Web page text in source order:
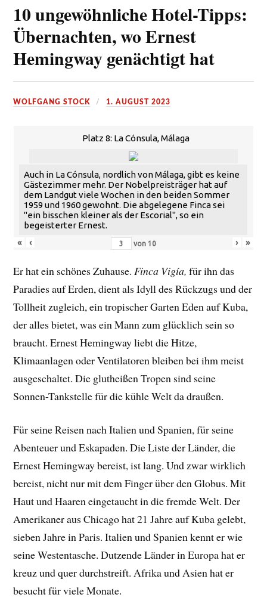
10 ungewöhnliche Hotel-Tipps:
Übernachten, wo Ernest
Hemingway genächtigt hat
WOLFGANG STOCK 1. AUGUST 2023
Platz 8: La Cónsula, Málaga
Auch in La Cónsula, nordlich von Málaga, gibt es keine
Gästezimmer mehr. Der Nobelpreisträger hat auf
dem Landgut viele Wochen in den beiden Sommer
1959 und 1960 gewohnt. Die abgelegene Finca sei
"ein bisschen kleiner als der Escorial", so ein
begeisterter Ernest.
«
‹ von 10 › »
Er hat ein schönes Zuhause. Finca Vigía, für ihn das
Paradies auf Erden, dient als Idyll des Rückzugs und der
Tollheit zugleich, ein tropischer Garten Eden auf Kuba,
der alles bietet, was ein Mann zum glücklich sein so
braucht. Ernest Hemingway liebt die Hitze,
Klimaanlagen oder Ventilatoren bleiben bei ihm meist
ausgeschaltet. Die glutheißen Tropen sind seine
Sonnen-Tankstelle für die kühle Welt da draußen.
Für seine Reisen nach Italien und Spanien, für seine
Abenteuer und Eskapaden. Die Liste der Länder, die
Ernest Hemingway bereist, ist lang. Und zwar wirklich
bereist, nicht nur mit dem Finger über den Globus. Mit
Haut und Haaren eingetaucht in die fremde Welt. Der
Amerikaner aus Chicago hat 21 Jahre auf Kuba gelebt,
sieben Jahre in Paris. Italien und Spanien kennt er wie
seine Westentasche. Dutzende Länder in Europa hat er
kreuz und quer durchstreift. Afrika und Asien hat er
besucht für viele Monate.